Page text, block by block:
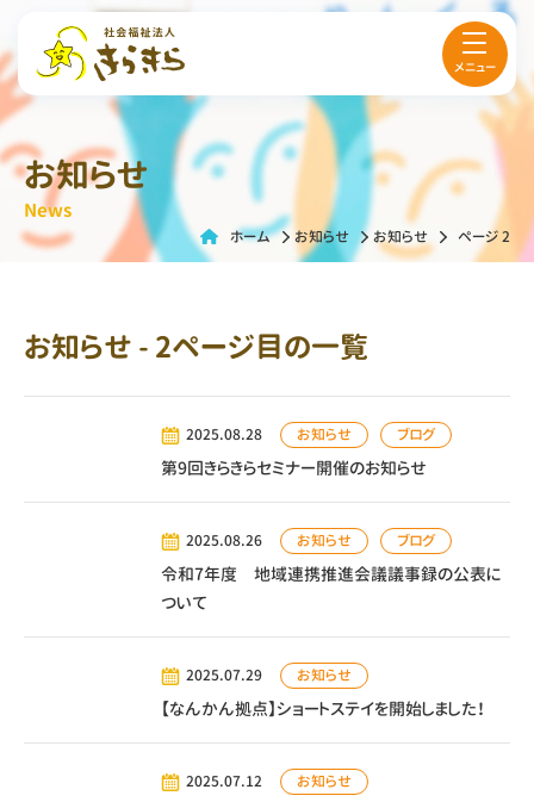
メニュー
お知らせ
News
ホーム お知らせ お知らせ ページ 2
お知らせ - 2ページ目の一覧
2025.08.28 お知らせ ブログ
第9回きらきらセミナー開催のお知らせ
2025.08.26 お知らせ ブログ
令和7年度 地域連携推進会議議事録の公表に
ついて
2025.07.29 お知らせ
【なんかん拠点】ショートステイを開始しました！
2025.07.12 お知らせ